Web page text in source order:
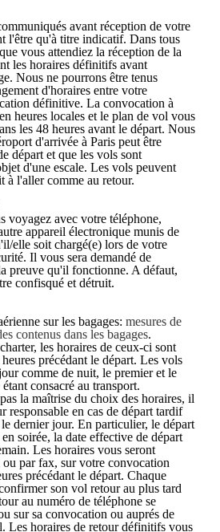
avant réception de votre
l'être qu'à titre indicatif. Dans tous
vous attendiez la réception de la
les horaires définitifs avant
Nous ne pourrons être tenus
d'horaires entre votre
définitive. La convocation à
heures locales et le plan de vol vous
les 48 heures avant le départ. Nous
d'arrivée à Paris peut être
départ et que les vols sont
d'une escale. Les vols peuvent
à l'aller comme au retour.
avec votre téléphone,
appareil électronique munis de
elle soit chargé(e) lors de votre
Il vous sera demandé de
preuve qu'il fonctionne. A défaut,
confisqué et détruit.
sur les bagages: mesures de
contenus dans les bagages.
les horaires de ceux-ci sont
précédant le départ. Les vols
comme de nuit, le premier et le
consacré au transport.
la maîtrise du choix des horaires, il
responsable en cas de départ tardif
dernier jour. En particulier, le départ
soirée, la date effective de départ
Les horaires vous seront
par fax, sur votre convocation
précédant le départ. Chaque
son vol retour au plus tard
au numéro de téléphone se
sur sa convocation ou auprés de
Les horaires de retour définitifs vous